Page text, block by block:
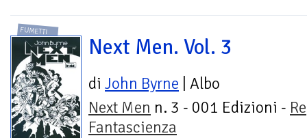
FUMETTI
Next Men. Vol. 3
di John Byrne | Albo
Next Men n. 3 - 001 Edizioni -
Fantascienza